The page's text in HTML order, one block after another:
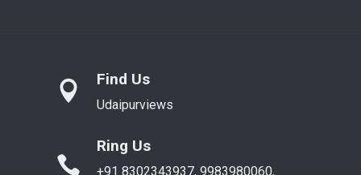
Find Us
Udaipurviews
Ring Us
+91 8302343937, 9983980060,